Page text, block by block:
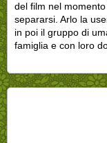
del film nel
separarsi. Arlo la
in poi il gruppo di
famiglia e con loro